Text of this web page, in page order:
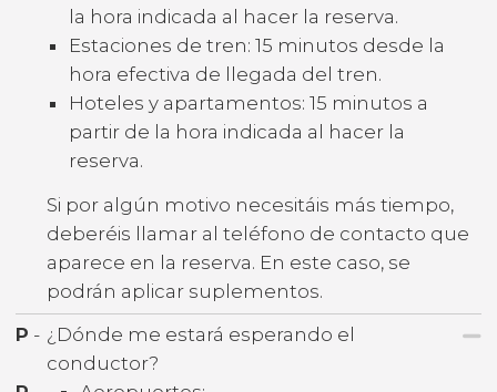
la hora indicada al hacer la reserva.
Estaciones de tren: 15 minutos desde la
hora efectiva de llegada del tren.
Hoteles y apartamentos: 15 minutos a
partir de la hora indicada al hacer la
reserva.
Si por algún motivo necesitáis más tiempo,
deberéis llamar al teléfono de contacto que
aparece en la reserva. En este caso, se
podrán aplicar suplementos.
P - ¿Dónde me estará esperando el
conductor?